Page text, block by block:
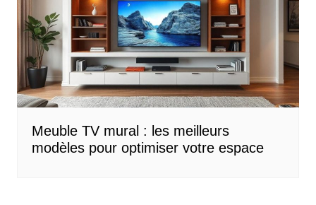
Meuble TV mural : les meilleurs
modèles pour optimiser votre espace